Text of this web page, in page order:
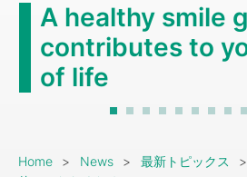
A healthy smile
contributes to
of life
Breadcrumb
Home News 最新トピックス